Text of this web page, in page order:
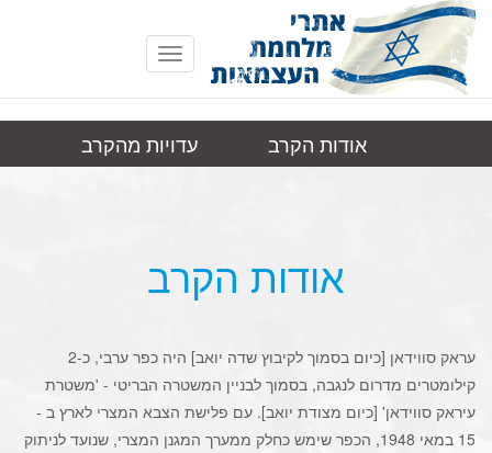
Toggle
navigation
עראק סוידאן
אודות הקרב
עדויות מהקרב
אודות הקרב
עראק סווידאן [כיום בסמוך לקיבוץ שדה יואב] היה כפר ערבי, כ-2
קילומטרים מדרום לנגבה, בסמוך לבניין המשטרה הבריטי - 'משטרת
עיראק סווידאן' [כיום מצודת יואב]. עם פלישת הצבא המצרי לארץ ב -
15 במאי 1948, הכפר שימש כחלק ממערך המגנן המצרי, שנועד לניתוק